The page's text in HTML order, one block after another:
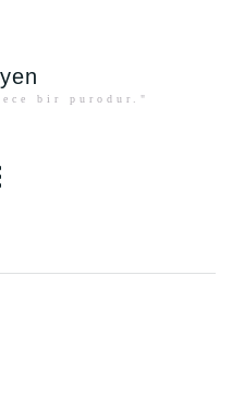
bir purodur."